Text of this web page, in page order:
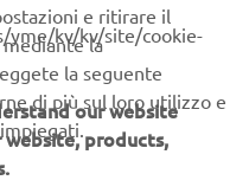
km/l; valore in modalità
design moderno
e ritirare il
la
la seguente
di più sul loro utilizzo e
yme/kv/kv/site/cookie-
our website
website, products,